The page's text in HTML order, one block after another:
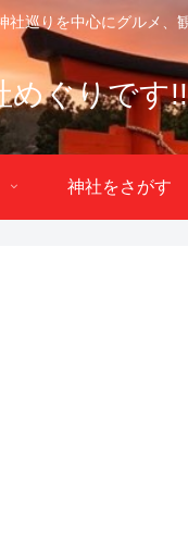
巡りを中心にグルメ、
めぐりです!!
神社をさがす